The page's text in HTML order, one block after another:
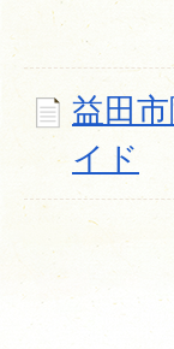
益田
イド